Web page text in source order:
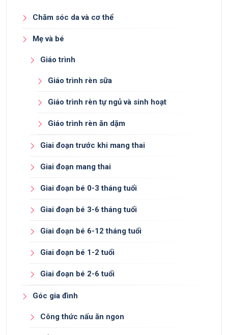
Chăm sóc da và cơ thể
Mẹ và bé
Giáo trình
Giáo trình rèn sữa
Giáo trình rèn tự ngủ và sinh hoạt
Giáo trình rèn ăn dặm
Giai đoạn trước khi mang thai
Giai đoạn mang thai
Giai đoạn bé 0-3 tháng tuổi
Giai đoạn bé 3-6 tháng tuổi
Giai đoạn bé 6-12 tháng tuổi
Giai đoạn bé 1-2 tuổi
Giai đoạn bé 2-6 tuổi
Góc gia đình
Công thức nấu ăn ngon